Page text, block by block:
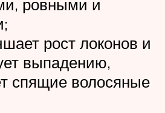
ровными и
рост локонов и
выпадению,
спящие волосяные